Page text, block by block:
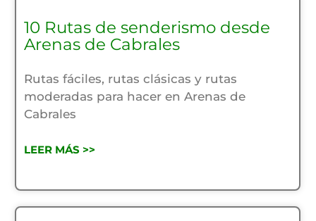
10 Rutas de senderismo desde
Arenas de Cabrales
Rutas fáciles, rutas clásicas y rutas
moderadas para hacer en Arenas de
Cabrales
LEER MÁS >>